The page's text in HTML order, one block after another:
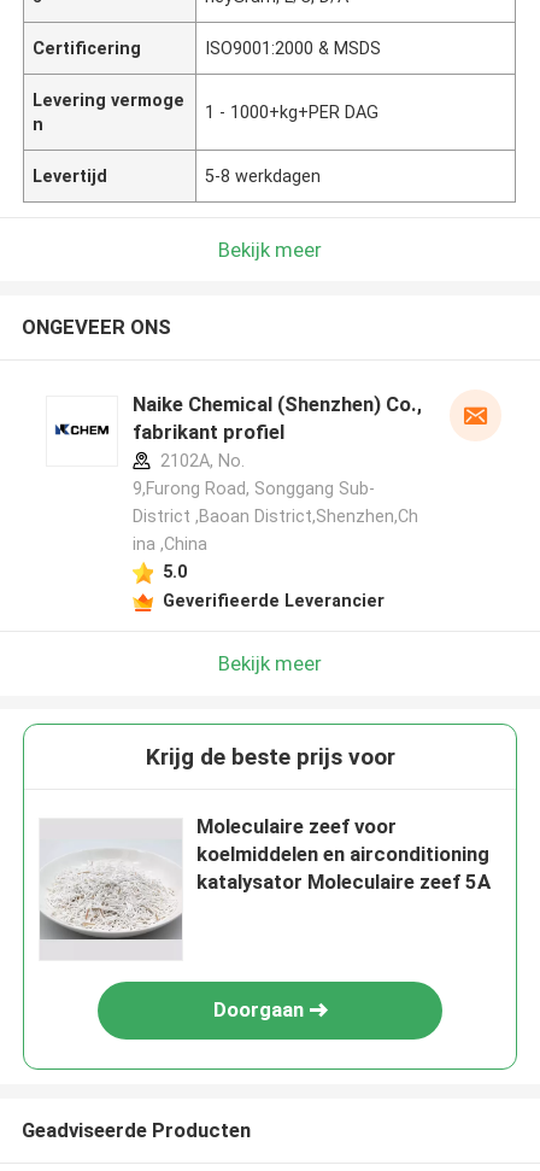
Certificering ISO9001:2000 & MSDS
Levering vermoge
n
1 - 1000+kg+PER DAG
Levertijd 5-8 werkdagen
Bekijk meer
ONGEVEER ONS
Naike Chemical (Shenzhen) Co., Ltd
fabrikant profiel
2102A, No.
9,Furong Road, Songgang Sub-
District ,Baoan District,Shenzhen,Ch
ina ,China
5.0
Geverifieerde Leverancier
Bekijk meer
Krijg de beste prijs voor
Moleculaire zeef voor
koelmiddelen en airconditioning
katalysator Moleculaire zeef 5A
Doorgaan
Geadviseerde Producten